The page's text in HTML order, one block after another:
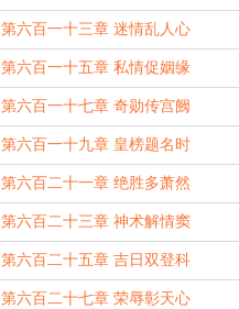
第六百一十三章 迷情乱人心
第六百一十五章 私情促姻缘
第六百一十七章 奇勋传宫阙
第六百一十九章 皇榜题名时
第六百二十一章 绝胜多萧然
第六百二十三章 神术解情窦
第六百二十五章 吉日双登科
第六百二十七章 荣辱彰天心